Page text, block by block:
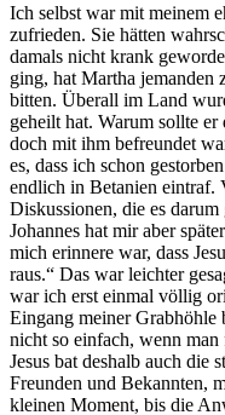
Ich selbst war mit meinem
zufrieden. Sie hätten
damals nicht krank
ging, hat Martha jemanden
bitten. Überall im Land
geheilt hat. Warum sollte
doch mit ihm befreundet
es, dass ich schon
endlich in Betanien eintraf.
Diskussionen, die es
Johannes hat mir aber
mich erinnere war, dass
raus.“ Das war leichter
war ich erst einmal völlig
Eingang meiner Grabhöhle
nicht so einfach, wenn
Jesus bat deshalb auch die
Freunden und Bekannten,
kleinen Moment, bis die